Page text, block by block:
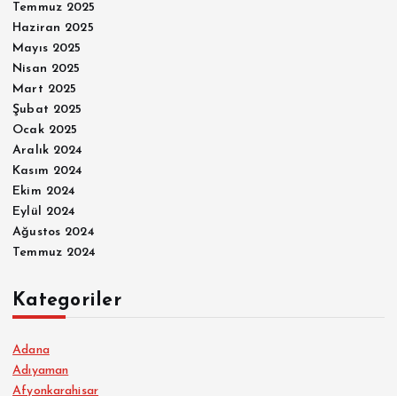
Temmuz 2025
Haziran 2025
Mayıs 2025
Nisan 2025
Mart 2025
Şubat 2025
Ocak 2025
Aralık 2024
Kasım 2024
Ekim 2024
Eylül 2024
Ağustos 2024
Temmuz 2024
Kategoriler
Adana
Adıyaman
Afyonkarahisar